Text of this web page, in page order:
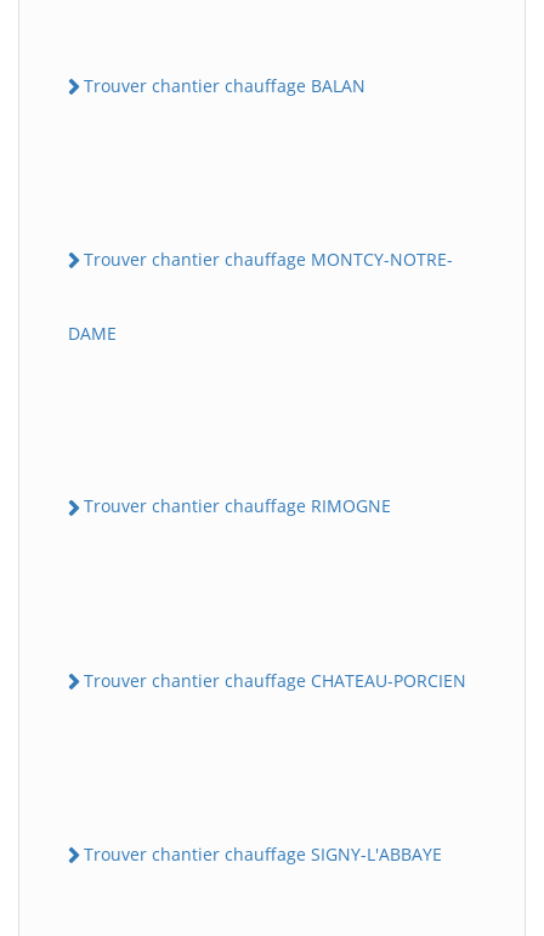
Trouver chantier chauffage BALAN
Trouver chantier chauffage MONTCY-NOTRE-
DAME
Trouver chantier chauffage RIMOGNE
Trouver chantier chauffage CHATEAU-PORCIEN
Trouver chantier chauffage SIGNY-L'ABBAYE